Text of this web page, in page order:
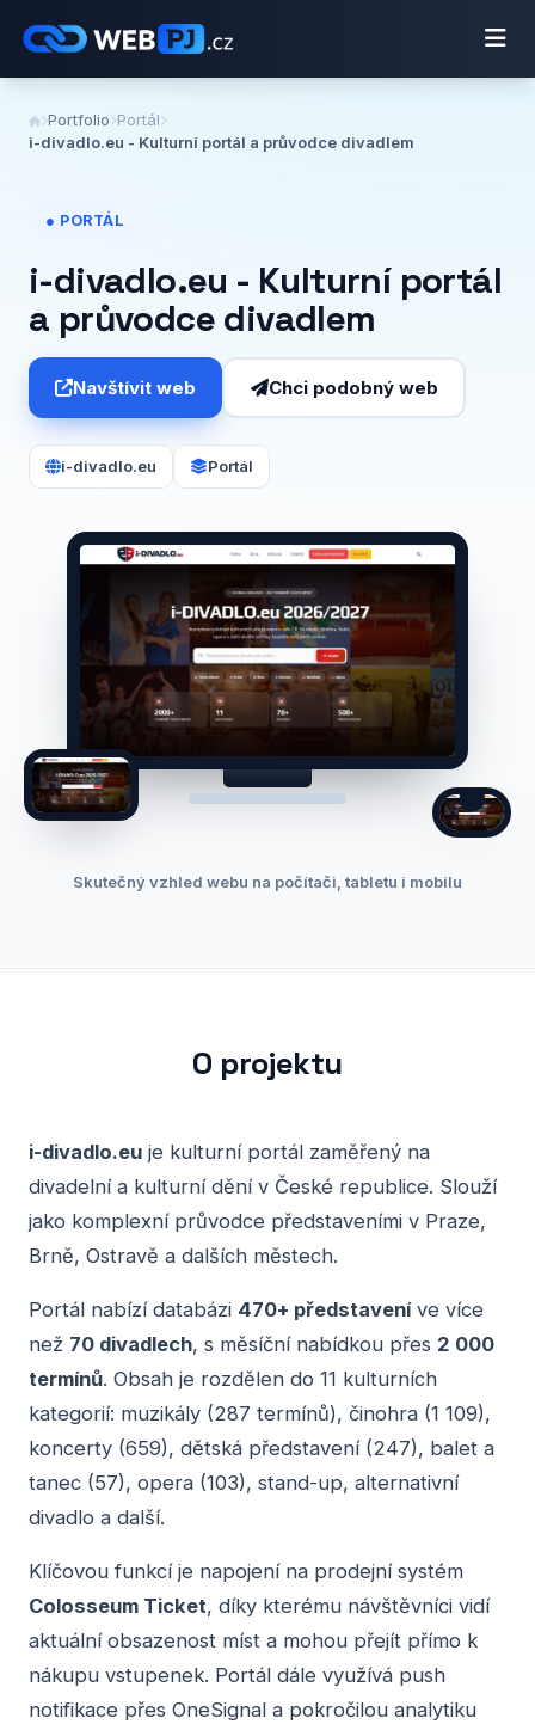
Portfolio Portál
i-divadlo.eu - Kulturní portál a průvodce divadlem
● PORTÁL
i-divadlo.eu - Kulturní portál
a průvodce divadlem
Navštívit web Chci podobný web
i-divadlo.eu Portál
Skutečný vzhled webu na počítači, tabletu i mobilu
O projektu
i-divadlo.eu je kulturní portál zaměřený na
divadelní a kulturní dění v České republice. Slouží
jako komplexní průvodce představeními v Praze,
Brně, Ostravě a dalších městech.
Portál nabízí databázi 470+ představeníve více
než 70 divadlech, s měsíční nabídkou přes 2 000
termínů. Obsah je rozdělen do 11 kulturních
kategorií: muzikály (287 termínů), činohra (1 109),
koncerty (659), dětská představení (247), balet a
tanec (57), opera (103), stand-up, alternativní
divadlo a další.
Klíčovou funkcí je napojení na prodejní systém
Colosseum Ticket, díky kterému návštěvníci vidí
aktuální obsazenost míst a mohou přejít přímo k
nákupu vstupenek. Portál dále využívá push
notifikace přes OneSignal a pokročilou analytiku